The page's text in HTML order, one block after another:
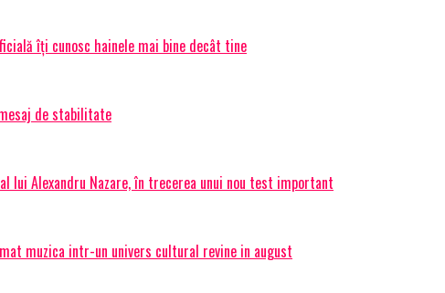
îți cunosc hainele mai bine decât tine
de stabilitate
lui Alexandru Nazare, în trecerea unui nou test important
muzica intr-un univers cultural revine in august